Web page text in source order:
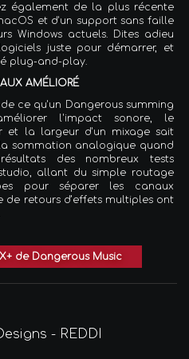
également de la plus récente
et d'un support sans faille
Windows actuels. Dites adieu
juste pour démarrer, et
plug-and-play.
AMÉLIORÉ
ce qu'un Dangerous summing
l'impact sonore, le
et la largeur d'un mixage sait
sommation analogique quand
des nombreux tests
allant du simple routage
pour séparer les canaux
de retours d’effets multiples ont
de Dangerous Music
- REDDI